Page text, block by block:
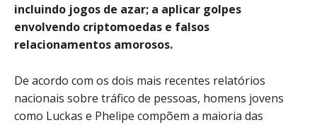
incluindo jogos de azar; a aplicar golpes
envolvendo criptomoedas e falsos
relacionamentos amorosos.
De acordo com os dois mais recentes relatórios
nacionais sobre tráfico de pessoas, homens jovens
como Luckas e Phelipe compõem a maioria das